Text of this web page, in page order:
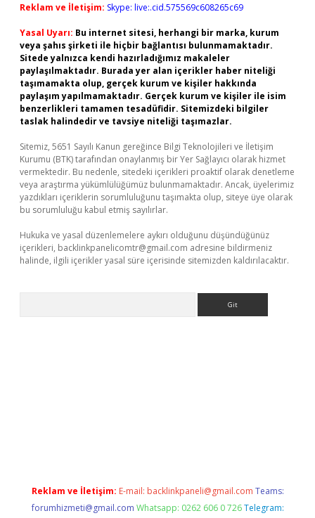
Reklam ve İletişim: Skype: live:.cid.575569c608265c69
Yasal Uyarı: Bu internet sitesi, herhangi bir marka, kurum
veya şahıs şirketi ile hiçbir bağlantısı bulunmamaktadır.
Sitede yalnızca kendi hazırladığımız makaleler
paylaşılmaktadır. Burada yer alan içerikler haber niteliği
taşımamakta olup, gerçek kurum ve kişiler hakkında
paylaşım yapılmamaktadır. Gerçek kurum ve kişiler ile isim
benzerlikleri tamamen tesadüfidir. Sitemizdeki bilgiler
taslak halindedir ve tavsiye niteliği taşımazlar.
Sitemiz, 5651 Sayılı Kanun gereğince Bilgi Teknolojileri ve İletişim
Kurumu (BTK) tarafından onaylanmış bir Yer Sağlayıcı olarak hizmet
vermektedir. Bu nedenle, sitedeki içerikleri proaktif olarak denetleme
veya araştırma yükümlülüğümüz bulunmamaktadır. Ancak, üyelerimiz
yazdıkları içeriklerin sorumluluğunu taşımakta olup, siteye üye olarak
bu sorumluluğu kabul etmiş sayılırlar.
Hukuka ve yasal düzenlemelere aykırı olduğunu düşündüğünüz
içerikleri, backlinkpanelicomtr@gmail.com adresine bildirmeniz
halinde, ilgili içerikler yasal süre içerisinde sitemizden kaldırılacaktır.
Reklam ve İletişim: E-mail: backlinkpaneli@gmail.com Teams:
forumhizmeti@gmail.com Whatsapp: 0262 606 0 726 Telegram: